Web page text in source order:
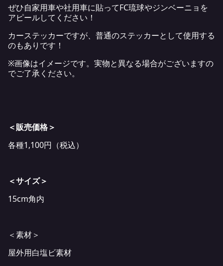
ぜひ自家用車や社用車に貼ってFC琉球やジンベーニョを
アピールしてください！
カーステッカーですが、普通のステッカーとして使用する
のもありです！
※画像はイメージです。実物と異なる場合がございますの
でご了承ください。
＜販売価格＞
各種1,100円（税込）
＜サイズ＞
15cm角内
＜素材＞
屋外用白塩ビ素材